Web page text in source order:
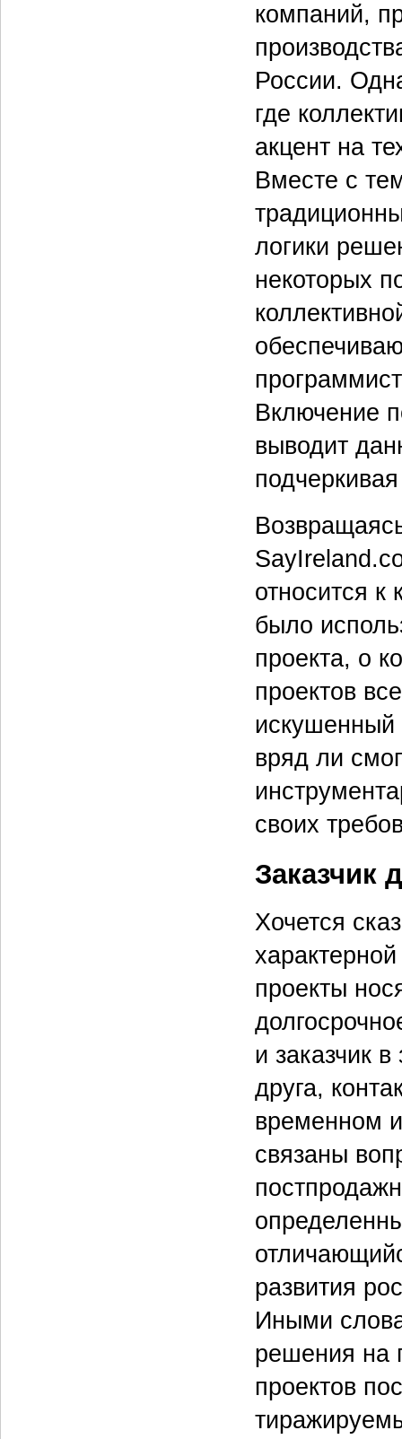
компаний,
России.
где
акцент на
Вместе с
логики
некоторых
Включение
выводит
относится
было
проекта, о
проектов
искушенный
вряд ли
своих
Заказчик
Хочется
проекты
и заказчик
друга,
временном
связаны
развития
Иными
решения на
проектов